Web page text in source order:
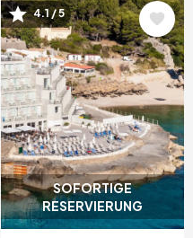
SOFORTIGE
RESERVIERUNG
Bild4.1 / 5